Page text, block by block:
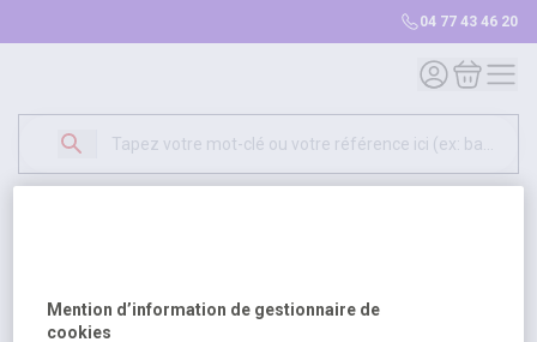
04 77 43 46 20
Mon compte
Mon
excuser pour la gêne occasionée.
Mention d’information de gestionnaire de
cookies